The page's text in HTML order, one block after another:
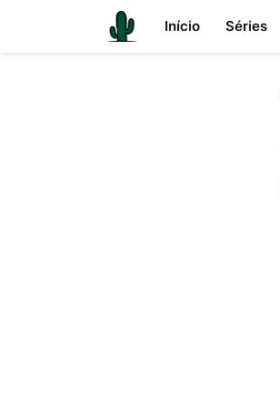
Início Séries